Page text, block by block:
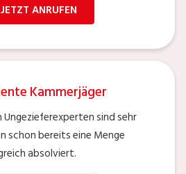
JETZT ANRUFEN
Kammerjäger
sind sehr
schon bereits eine Menge
absolviert.